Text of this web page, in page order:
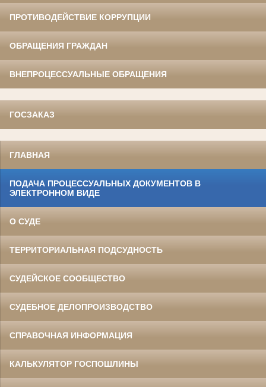
ПРОТИВОДЕЙСТВИЕ КОРРУПЦИИ
ОБРАЩЕНИЯ ГРАЖДАН
ВНЕПРОЦЕССУАЛЬНЫЕ ОБРАЩЕНИЯ
ГОСЗАКАЗ
ГЛАВНАЯ
ПОДАЧА ПРОЦЕССУАЛЬНЫХ ДОКУМЕНТОВ В
ЭЛЕКТРОННОМ ВИДЕ
О СУДЕ
ТЕРРИТОРИАЛЬНАЯ ПОДСУДНОСТЬ
СУДЕЙСКОЕ СООБЩЕСТВО
СУДЕБНОЕ ДЕЛОПРОИЗВОДСТВО
СПРАВОЧНАЯ ИНФОРМАЦИЯ
КАЛЬКУЛЯТОР ГОСПОШЛИНЫ